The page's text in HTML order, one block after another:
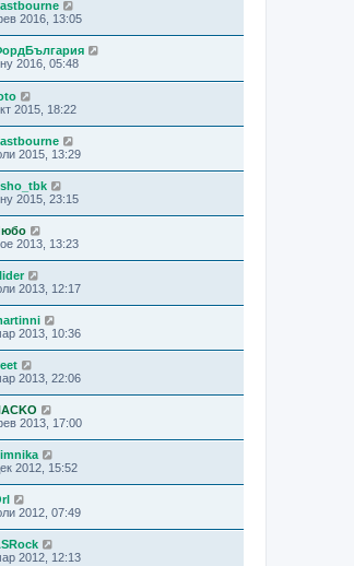
2016, 13:05
2016, 05:48
2015, 18:22
2015, 13:29
2015, 23:15
2013, 13:23
2013, 12:17
2013, 10:36
2013, 22:06
2013, 17:00
2012, 15:52
2012, 07:49
2012, 12:13